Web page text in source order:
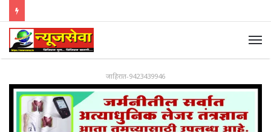
जाहिरात-9423439946